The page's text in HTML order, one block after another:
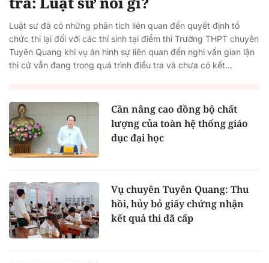
Luật sư đã có những phân tích liên quan đến quyết định tổ
chức thi lại đối với các thí sinh tại điểm thi Trường THPT chuyên
Tuyên Quang khi vụ án hình sự liên quan đến nghi vấn gian lận
thi cử vẫn đang trong quá trình điều tra và chưa có kết...
Cần nâng cao đồng bộ chất
lượng của toàn hệ thống giáo
dục đại học
Vụ chuyên Tuyên Quang: Thu
hồi, hủy bỏ giấy chứng nhận
kết quả thi đã cấp